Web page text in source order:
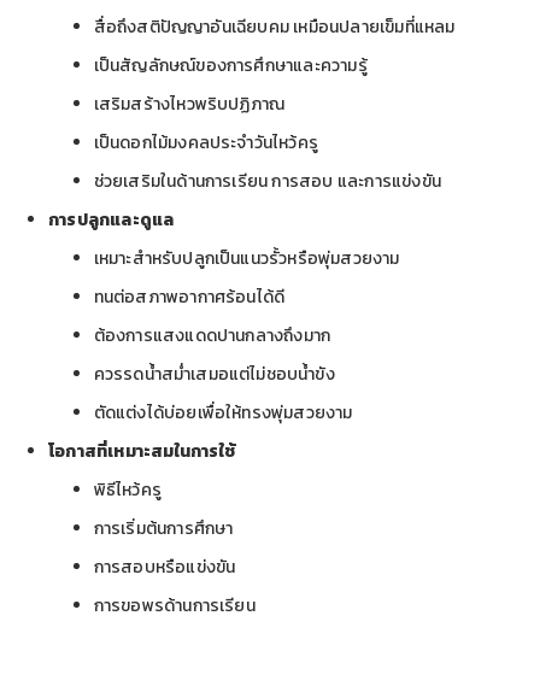
สื่อถึงสติปัญญาอันเฉียบคม เหมือนปลายเข็มที่แหลม
เป็นสัญลักษณ์ของการศึกษาและความรู้
เสริมสร้างไหวพริบปฏิภาณ
เป็นดอกไม้มงคลประจำวันไหว้ครู
ช่วยเสริมในด้านการเรียน การสอบ และการแข่งขัน
การปลูกและดูแล
เหมาะสำหรับปลูกเป็นแนวรั้วหรือพุ่มสวยงาม
ทนต่อสภาพอากาศร้อนได้ดี
ต้องการแสงแดดปานกลางถึงมาก
ควรรดน้ำสม่ำเสมอแต่ไม่ชอบน้ำขัง
ตัดแต่งได้บ่อยเพื่อให้ทรงพุ่มสวยงาม
โอกาสที่เหมาะสมในการใช้
พิธีไหว้ครู
การเริ่มต้นการศึกษา
การสอบหรือแข่งขัน
การขอพรด้านการเรียน